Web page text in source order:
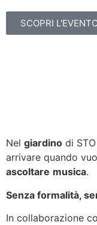
SCOPRI
Nel giardino di
arrivare quando
ascoltare musica.
Senza formalità,
In collaborazione